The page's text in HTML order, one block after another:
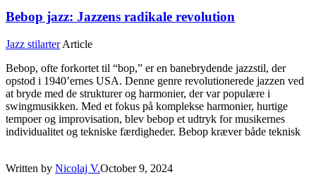
Bebop jazz: Jazzens radikale revolution
Jazz stilarterArticle
Bebop, ofte forkortet til “bop,” er en banebrydende jazzstil, der
opstod i 1940’ernes USA. Denne genre revolutionerede jazzen ved
at bryde med de strukturer og harmonier, der var populære i
swingmusikken. Med et fokus på komplekse harmonier, hurtige
tempoer og improvisation, blev bebop et udtryk for musikernes
individualitet og tekniske færdigheder. Bebop kræver både teknisk
Written by Nicolaj V.October 9, 2024